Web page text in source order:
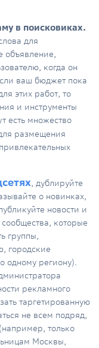
в поисковиках.
для
объявление,
когда он
ваш бюджет пока
этих работ, то
и инструменты
есть множество
размещения
, дублируйте
о новинках,
новости и
которые
группы,
городские
одному региону).
рекламного
таргетированную
не всем подряд,
только
Москвы,